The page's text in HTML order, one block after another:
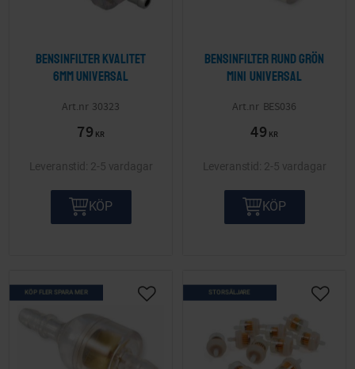
Bensinfilter kvalitet
6mm Universal
30323
79 KR
2-5 vardagar
KÖP
Bensinfilter rund grön
mini Universal
BES036
49 KR
2-5 vardagar
KÖP
KÖP FLER SPARA MER
Lägg till i önskelista
STORSÄLJARE
Lägg